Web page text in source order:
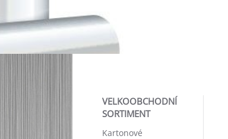
VELKOOBCHODNÍ
SORTIMENT
Kartonové